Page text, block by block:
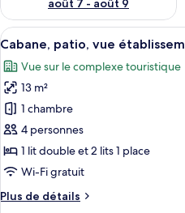
août 7 - août 9
Afficher
toutes
les
photos
pour
ce
type
de
chambre :
Cabane,
9
Cabane, patio, vue
Vue sur le complexe touristique
13 m²
1 chambre
4 personnes
1 lit double et 2 lits 1 place
Wi-Fi gratuit
Plus de détails
Plus